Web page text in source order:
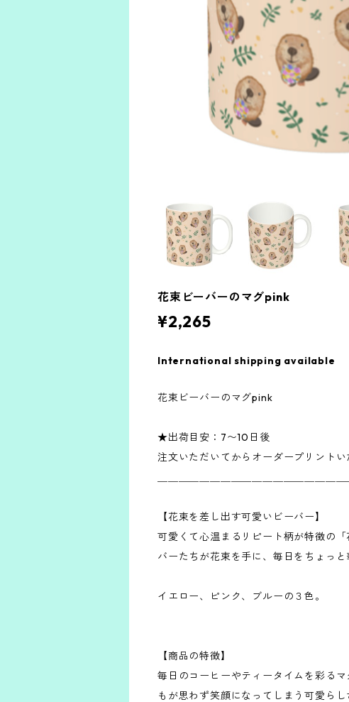
花束ビーバーのマグpink
¥2,265
International shipping available
花束ビーバーのマグpink
★出荷目安：7〜10日後
注文いただいてからオーダープリントい
【花束を差し出す可愛いビーバー】
可愛くて心温まるリピート柄が特徴の
バーたちが花束を手に、毎日をちょっと
イエロー、ピンク、ブルーの３色。
【商品の特徴】
毎日のコーヒーやティータイムを彩る
もが思わず笑顔になってしまう可愛ら